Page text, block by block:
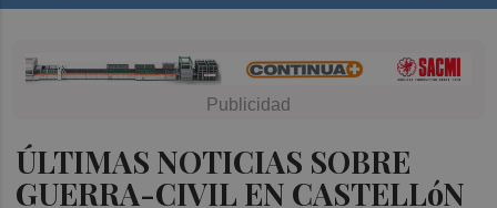
ÚLTIMAS NOTICIAS SOBRE
GUERRA-CIVIL EN CASTELLóN